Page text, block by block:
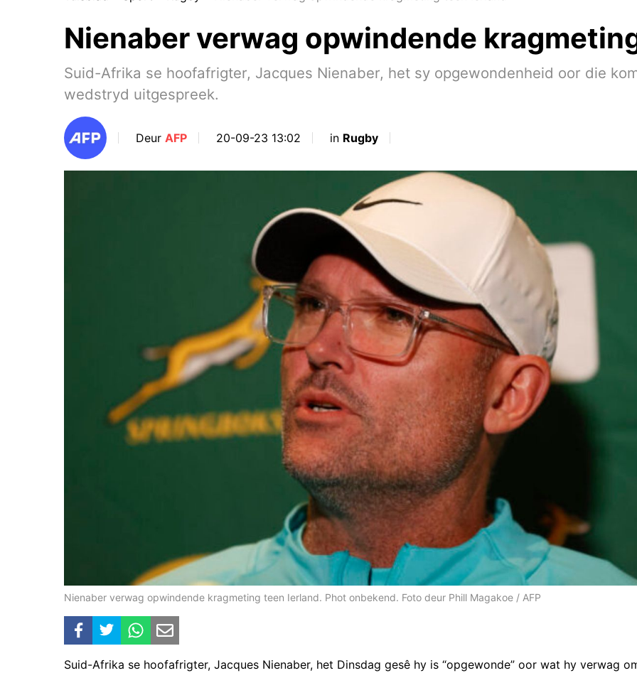
Nienaber verwag opwindende
Suid-Afrika se hoofafrigter, Jacques Nienaber, het sy opgewondenheid oor die
wedstryd uitgespreek.
Deur AFP 20-09-23 13:02 in Rugby
Nienaber verwag opwindende kragmeting teen Ierland. Phot onbekend. Foto deur Phill Magakoe / AFP
Suid-Afrika se hoofafrigter, Jacques Nienaber, het Dinsdag gesê hy is “opgewonde” oor wat hy verwag